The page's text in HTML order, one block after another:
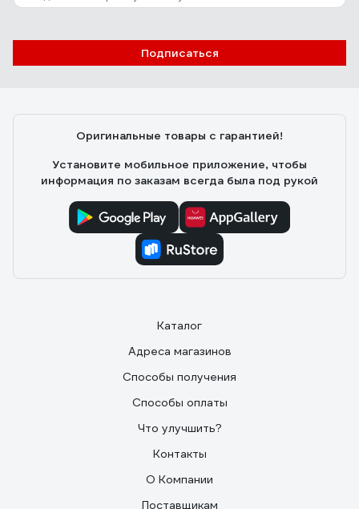
Подписаться
Оригинальные товары с гарантией!
Установите мобильное приложение, чтобы
информация по заказам всегда была под рукой
Каталог
Адреса магазинов
Способы получения
Способы оплаты
Что улучшить?
Контакты
О Компании
Поставщикам